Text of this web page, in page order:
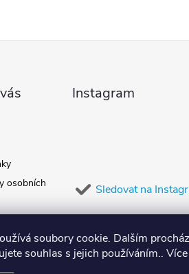
soubory cookie. Dalším
souhlas s jejich používáním..
osobních
Instagram
Sledovat na